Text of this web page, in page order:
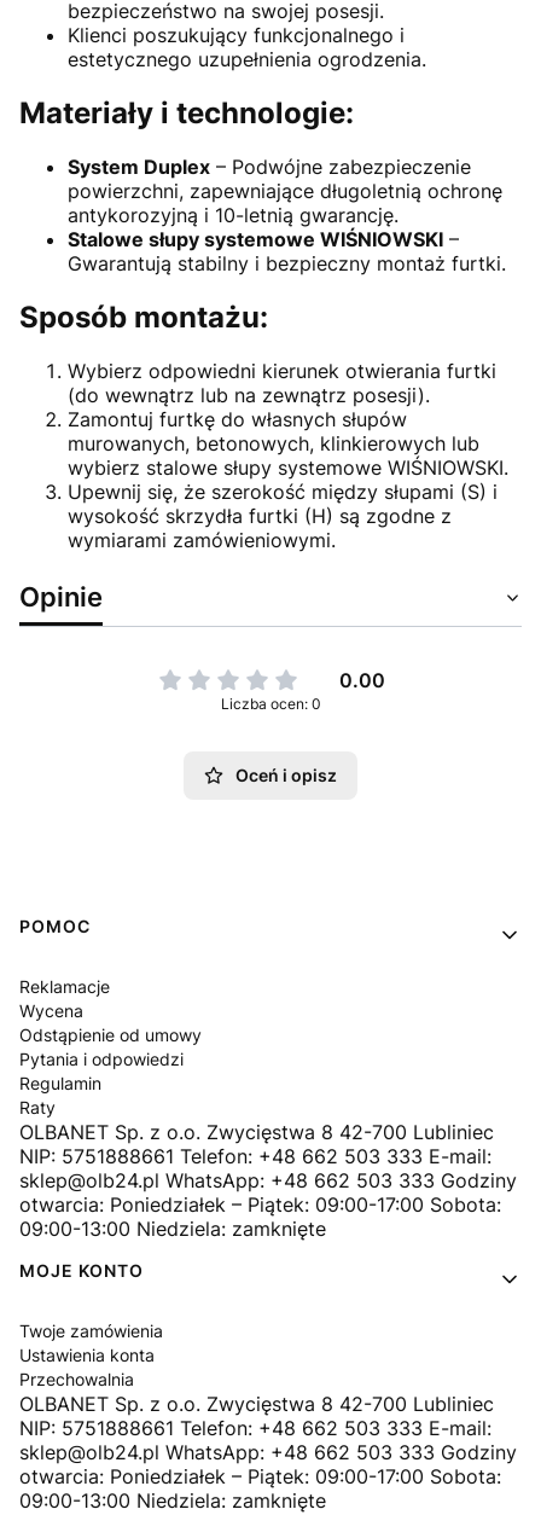
bezpieczeństwo na swojej posesji.
Klienci poszukujący funkcjonalnego i
estetycznego uzupełnienia ogrodzenia.
Materiały i technologie:
System Duplex – Podwójne zabezpieczenie
powierzchni, zapewniające długoletnią ochronę
antykorozyjną i 10-letnią gwarancję.
Stalowe słupy systemowe WIŚNIOWSKI –
Gwarantują stabilny i bezpieczny montaż furtki.
Sposób montażu:
Wybierz odpowiedni kierunek otwierania furtki
(do wewnątrz lub na zewnątrz posesji).
Zamontuj furtkę do własnych słupów
murowanych, betonowych, klinkierowych lub
wybierz stalowe słupy systemowe WIŚNIOWSKI.
Upewnij się, że szerokość między słupami (S) i
wysokość skrzydła furtki (H) są zgodne z
wymiarami zamówieniowymi.
Opinie
0.00
Liczba ocen: 0
Oceń i opisz
Linki w stopce
POMOC
Reklamacje
Wycena
Odstąpienie od umowy
Pytania i odpowiedzi
Regulamin
Raty
OLBANET Sp. z o.o. Zwycięstwa 8 42-700 Lubliniec
NIP: 5751888661 Telefon: +48 662 503 333 E-mail:
sklep@olb24.pl WhatsApp: +48 662 503 333 Godziny
otwarcia: Poniedziałek – Piątek: 09:00-17:00 Sobota:
09:00-13:00 Niedziela: zamknięte
MOJE KONTO
Twoje zamówienia
Ustawienia konta
Przechowalnia
OLBANET Sp. z o.o. Zwycięstwa 8 42-700 Lubliniec
NIP: 5751888661 Telefon: +48 662 503 333 E-mail:
sklep@olb24.pl WhatsApp: +48 662 503 333 Godziny
otwarcia: Poniedziałek – Piątek: 09:00-17:00 Sobota:
09:00-13:00 Niedziela: zamknięte